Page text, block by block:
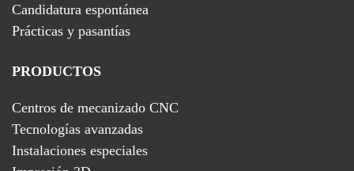
Candidatura espontánea
Prácticas y pasantías
PRODUCTOS
Centros de mecanizado CNC
Tecnologías avanzadas
Instalaciones especiales